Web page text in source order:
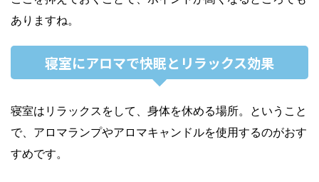
ありますね。
寝室にアロマで快眠とリラックス効果
寝室はリラックスをして、身体を休める場所。ということ
で、アロマランプやアロマキャンドルを使用するのがおす
すめです。